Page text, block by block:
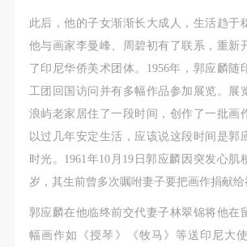
此后，他的子女渐渐长大成人，生活趋于
他与画家李曼峰、周碧初有了联系，重新
了印尼华侨美术团体。1956年，郭应麟随
工团回国访问并有多幅作品参加展览。展
浪屿老家居住了一段时间，创作了一批画
以过几年安定生活，应该说这段时间是郭
时光。1961年10月19日郭应麟因突发心肌
岁，其生前曾多次嘱咐妻子要把画作捐献给
郭应麟在他临终前交代妻子林翠锦将他在
幅画作如《授琴》《牧马》等送印尼大